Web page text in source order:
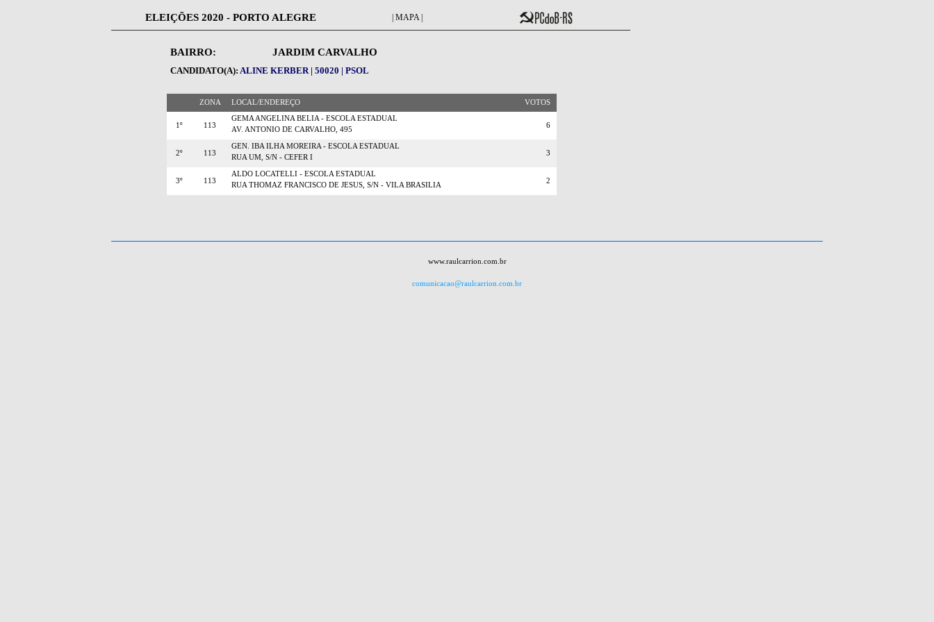
ELEIÇÕES 2020 - PORTO ALEGRE | MAPA |
BAIRRO: JARDIM CARVALHO
CANDIDATO(A): ALINE KERBER | 50020 | PSOL
ZONA LOCAL/ENDEREÇO VOTOS
1º 113
GEMA ANGELINA BELIA - ESCOLA ESTADUAL
6
AV. ANTONIO DE CARVALHO, 495
2º 113
GEN. IBA ILHA MOREIRA - ESCOLA ESTADUAL
3
RUA UM, S/N - CEFER I
3º 113
ALDO LOCATELLI - ESCOLA ESTADUAL
2
RUA THOMAZ FRANCISCO DE JESUS, S/N - VILA BRASILIA
www.raulcarrion.com.br
comunicacao@raulcarrion.com.br